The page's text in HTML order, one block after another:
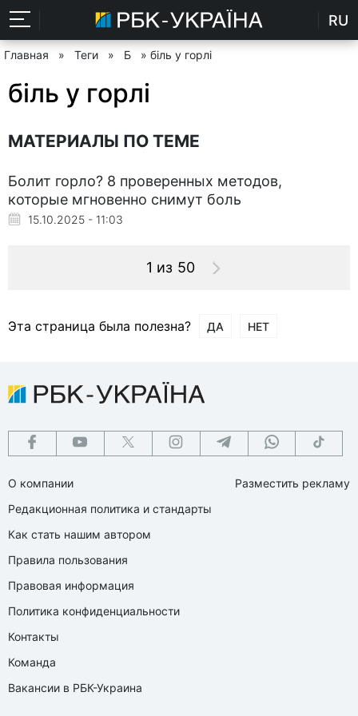
RU
Главная » Теги » Б » біль у горлі
біль у горлі
МАТЕРИАЛЫ ПО ТЕМЕ
Болит горло? 8 проверенных методов,
которые мгновенно снимут боль
15.10.2025 - 11:03
1 из 50
Эта страница была полезна? ДА НЕТ
О компании
Редакционная политика и стандарты
Как стать нашим автором
Правила пользования
Правовая информация
Политика конфиденциальности
Контакты
Команда
Вакансии в РБК-Украина
Разместить рекламу